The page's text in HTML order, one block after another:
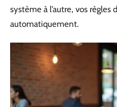
système à l’autre, vos règles
automatiquement.